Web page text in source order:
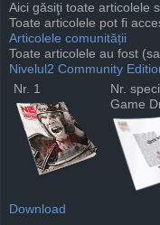
Aici găsiţi toate articolele
Toate articolele pot fi
Articolele comunității
Toate articolele au fost
Nivelul2 Community
Nr. 1
Nr.
Game
Download